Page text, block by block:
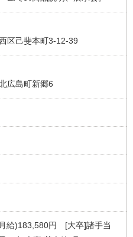
区己斐本町3-12-39
広島町新郷6
給)183,580円 [大卒]諸手当